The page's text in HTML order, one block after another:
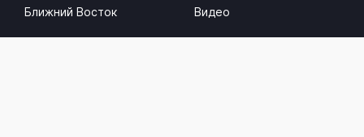
Ближний Восток
Видео